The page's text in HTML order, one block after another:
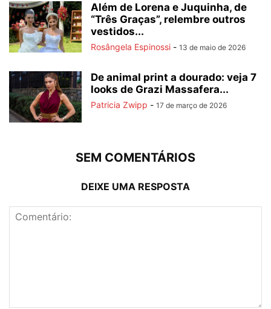
Além de Lorena e Juquinha, de
“Três Graças”, relembre outros
vestidos...
Rosângela Espinossi - 13 de maio de 2026
De animal print a dourado: veja 7
looks de Grazi Massafera...
Patricia Zwipp - 17 de março de 2026
SEM COMENTÁRIOS
DEIXE UMA RESPOSTA